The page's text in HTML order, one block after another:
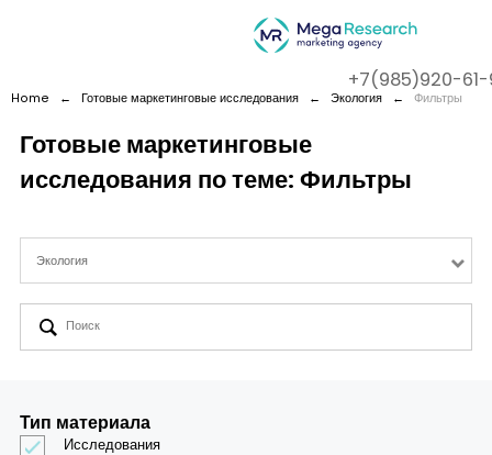
Company
Services
Cases
+7(985)920-
Home ← Готовые маркетинговые исследования ← Экология ← Фильтры
Готовые маркетинговые
исследования по теме: Фильтры
Экология
Тип материала
Исследования